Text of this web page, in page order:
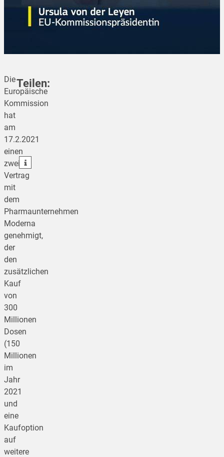
Die
Europäische
Kommission
hat
am
17.2.2021
einen
zweiten
Vertrag
mit
dem
Pharmaunternehmen
Moderna
genehmigt,
der
den
zusätzlichen
Kauf
von
300
Millionen
Dosen
(150
Millionen
im
Jahr
2021
und
eine
Kaufoption
auf
weitere
Teilen:
teilen
teilen